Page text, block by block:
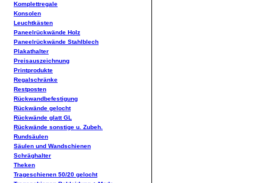
Komplettregale
Konsolen
Leuchtkästen
Paneelrückwände Holz
Paneelrückwände Stahlblech
Plakathalter
Preisauszeichnung
Printprodukte
Regalschränke
Restposten
Rückwandbefestigung
Rückwände gelocht
Rückwände glatt GL
Rückwände sonstige u. Zubeh.
Rundsäulen
Säulen und Wandschienen
Schräghalter
Theken
Trageschienen 50/20 gelocht